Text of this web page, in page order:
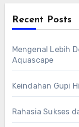
Recent Posts
Mengenal Lebih
Aquascape
Keindahan Gupi
Rahasia Sukses